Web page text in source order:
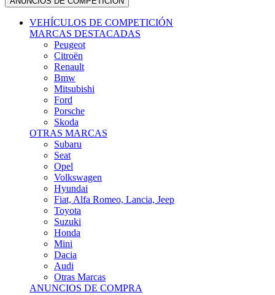
VEHÍCULOS DE COMPETICIÓN
MARCAS DESTACADAS
Peugeot
Citroën
Renault
Bmw
Mitsubishi
Ford
Porsche
Skoda
OTRAS MARCAS
Subaru
Seat
Opel
Volkswagen
Hyundai
Fiat, Alfa Romeo, Lancia, Jeep
Toyota
Suzuki
Honda
Mini
Dacia
Audi
Otras Marcas
ANUNCIOS DE COMPRA